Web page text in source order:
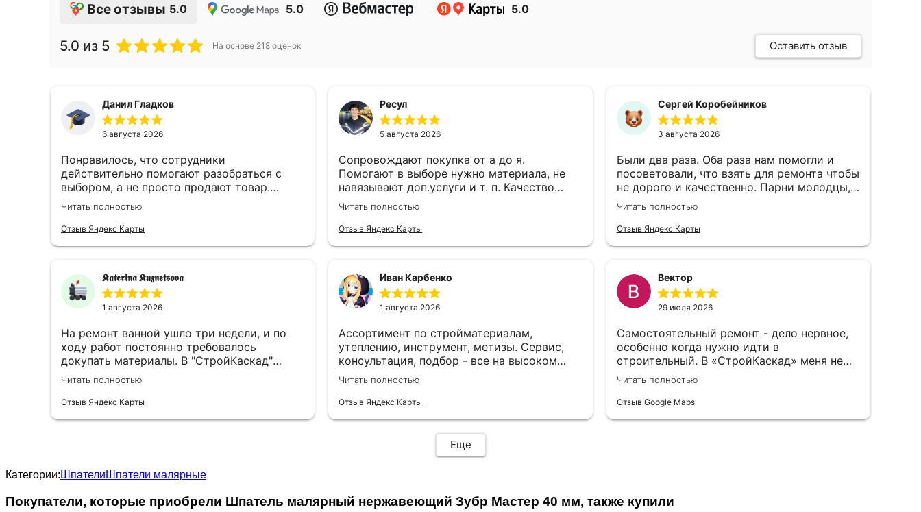
Все отзывы 5.0 5.0 5.0
5.0 из 5 На основе 218 оценок Оставить отзыв
Данил Гладков
6 августа 2026
Понравилось, что сотрудники
действительно помогают разобраться с
выбором, а не просто продают товар.
Подсказали оптимальное решение и ничего
лишнего не навязывали. Остался доволен и
качеством продукции, и обслуживанием.
Читать полностью
Отзыв Яндекс Карты
Ресул
5 августа 2026
Сопровождают покупка от а до я.
Помогают в выборе нужно материала, не
навязывают доп.услуги и т. п. Качество
работы, ценами и качеством продукции
доволен!
Читать полностью
Отзыв Яндекс Карты
Сергей Коробейников
3 августа 2026
Были два раза. Оба раза нам помогли и
посоветовали, что взять для ремонта чтобы
не дорого и качественно. Парни молодцы,
чуть не экскурсию провели по магазину)
Цены тоже нормальные
Читать полностью
Отзыв Яндекс Карты
𝕶𝖆𝖙𝖊𝖗𝖎𝖓𝖆 𝕶𝖚𝖟𝖓𝖊𝖙𝖘𝖔𝖛𝖆
1 августа 2026
На ремонт ванной ушло три недели, и по
ходу работ постоянно требовалось
докупать материалы. В "СтройКаскад"
менеджеры быстро находили всё
необходимое, а однажды даже доходчиво
объяснили, какую грунтовку выбрать для
Читать полностью
Отзыв Яндекс Карты
Иван Карбенко
1 августа 2026
Ассортимент по стройматериалам,
утеплению, инструмент, метизы. Сервис,
консультация, подбор - все на высоком
уровне. Рекомендую. Отличный магазин для
строительства и ремонта.
Читать полностью
Отзыв Яндекс Карты
Вектор
29 июля 2026
Самостоятельный ремонт - дело нервное,
особенно когда нужно идти в
строительный. В «СтройКаскад» меня не
стали судить за неопытность, а просто
объяснили, что и как лучше выбрать.
Читать полностью
Отзыв Google Maps
Еще
Категории: Шпатели Шпатели малярные
Покупатели, которые приобрели Шпатель малярный нержавеющий Зубр Мастер 40 мм, также купили